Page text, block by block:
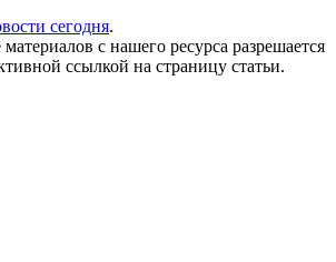
сегодня.
с нашего ресурса разрешается
ссылкой на страницу статьи.